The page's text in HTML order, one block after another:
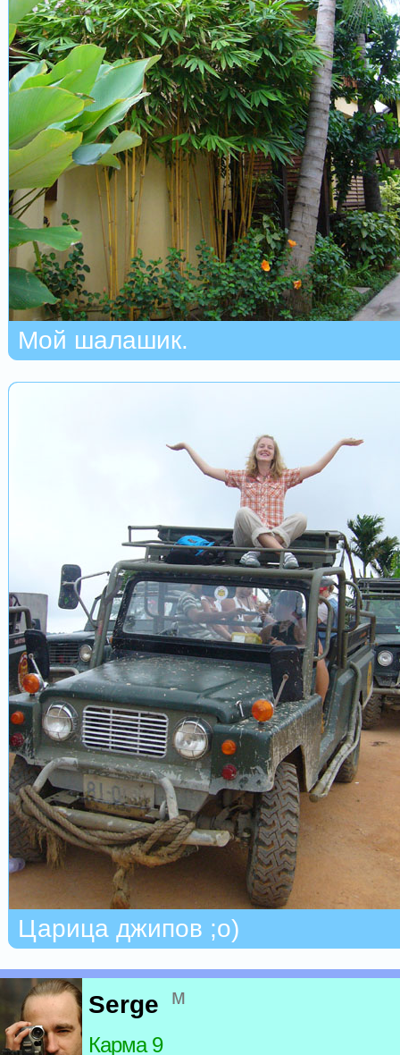
Мой шалашик.
Царица джипов ;о)
Serge м
Карма 9